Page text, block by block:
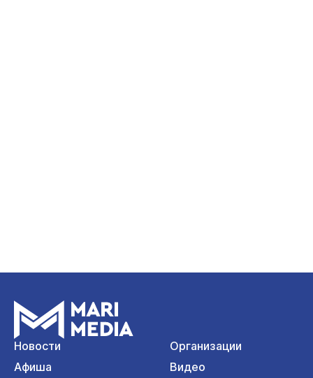
Новости
Организации
Афиша
Видео